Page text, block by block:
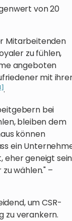
von 20
Mitarbeitenden
zu fühlen,
angeboten
mit
.
bei
bleiben dem
können
ein
eher geneigt
wählen." –
um CSR-
zu verankern.